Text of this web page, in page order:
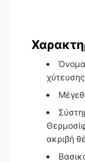
Όνομα
ακριβή